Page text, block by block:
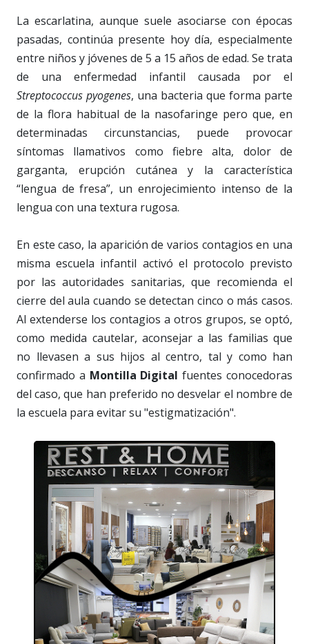
La escarlatina, aunque suele asociarse con épocas
pasadas, continúa presente hoy día, especialmente
entre niños y jóvenes de 5 a 15 años de edad. Se trata
de una enfermedad infantil causada por el
Streptococcus pyogenes, una bacteria que forma parte
de la flora habitual de la nasofaringe pero que, en
determinadas circunstancias, puede provocar
síntomas llamativos como fiebre alta, dolor de
garganta, erupción cutánea y la característica
“lengua de fresa”, un enrojecimiento intenso de la
lengua con una textura rugosa.
En este caso, la aparición de varios contagios en una
misma escuela infantil activó el protocolo previsto
por las autoridades sanitarias, que recomienda el
cierre del aula cuando se detectan cinco o más casos.
Al extenderse los contagios a otros grupos, se optó,
como medida cautelar, aconsejar a las familias que
no llevasen a sus hijos al centro, tal y como han
confirmado a Montilla Digital fuentes conocedoras
del caso, que han preferido no desvelar el nombre de
la escuela para evitar su "estigmatización".